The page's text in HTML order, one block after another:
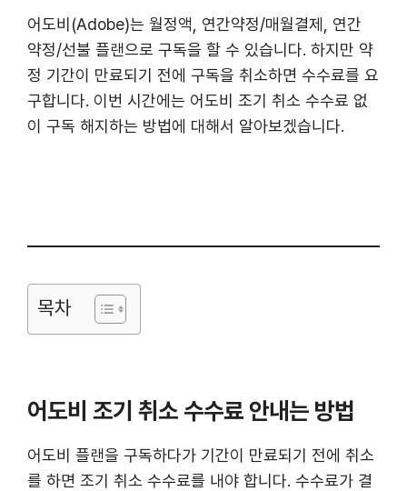
어도비(Adobe)는 월정액, 연간약정/매월결제, 연간
약정/선불 플랜으로 구독을 할 수 있습니다. 하지만 약
정 기간이 만료되기 전에 구독을 취소하면 수수료를 요
구합니다. 이번 시간에는 어도비 조기 취소 수수료 없
이 구독 해지하는 방법에 대해서 알아보겠습니다.
목차
어도비 조기 취소 수수료 안내는 방법
어도비 플랜을 구독하다가 기간이 만료되기 전에 취소
를 하면 조기 취소 수수료를 내야 합니다. 수수료가 결